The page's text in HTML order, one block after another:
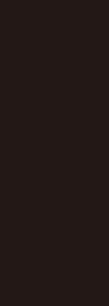
とのたま
ゃねえ
を生き
てくれ!